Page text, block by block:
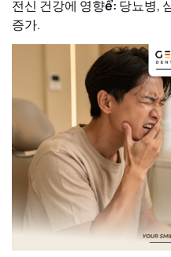
전신 건강에 영향ể: 당뇨병,
증가.